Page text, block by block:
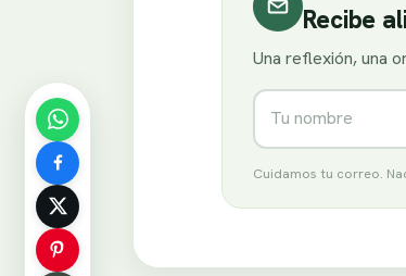
Recibe
Una reflexión, una
Nombre
Cuidamos tu correo.